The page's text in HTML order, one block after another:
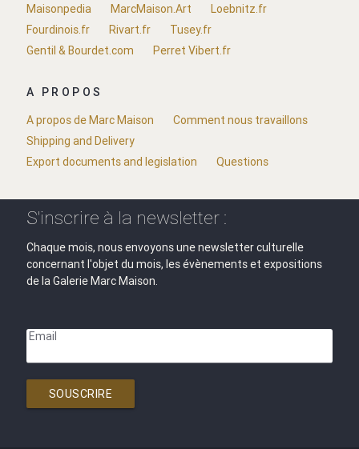
Maisonpedia
MarcMaison.Art
Loebnitz.fr
Fourdinois.fr
Rivart.fr
Tusey.fr
Gentil & Bourdet.com
Perret Vibert.fr
A PROPOS
A propos de Marc Maison
Comment nous travaillons
Shipping and Delivery
Export documents and legislation
Questions
S'inscrire à la newsletter :
Chaque mois, nous envoyons une newsletter culturelle
concernant l'objet du mois, les évènements et expositions
de la Galerie Marc Maison.
Email
SOUSCRIRE